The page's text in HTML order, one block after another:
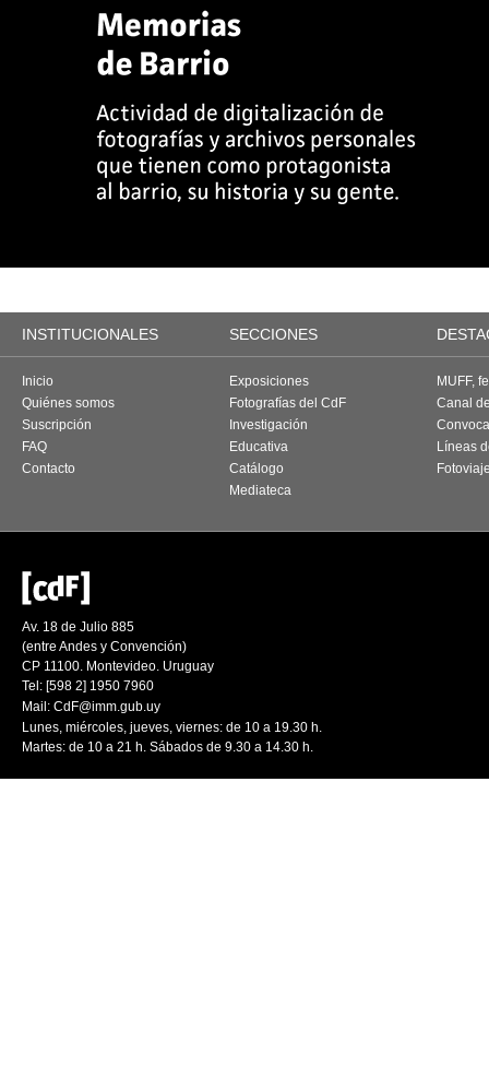
INSTITUCIONALES SECCIONES
Inicio
Quiénes somos
Suscripción
FAQ
Contacto
Exposiciones
Fotografías del CdF
Investigación
Educativa
Catálogo
Mediateca
MUFF,
Canal
Líneas
Av. 18 de Julio 885
(entre Andes y Convención)
CP 11100. Montevideo. Uruguay
Tel: [598 2] 1950 7960
Mail: CdF@imm.gub.uy
Lunes, miércoles, jueves, viernes: de 10 a 19.30 h.
Martes: de 10 a 21 h. Sábados de 9.30 a 14.30 h.